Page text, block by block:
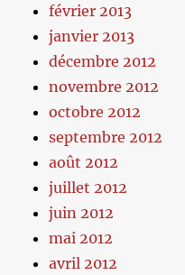
février 2013
janvier 2013
décembre 2012
novembre 2012
octobre 2012
septembre 2012
août 2012
juillet 2012
juin 2012
mai 2012
avril 2012